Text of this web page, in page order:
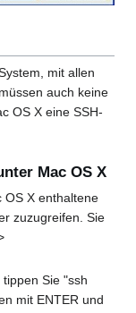
mit allen
auch keine
OS X eine SSH-
Mac OS X
OS X enthaltene
zuzugreifen. Sie
Sie "ssh
mit ENTER und